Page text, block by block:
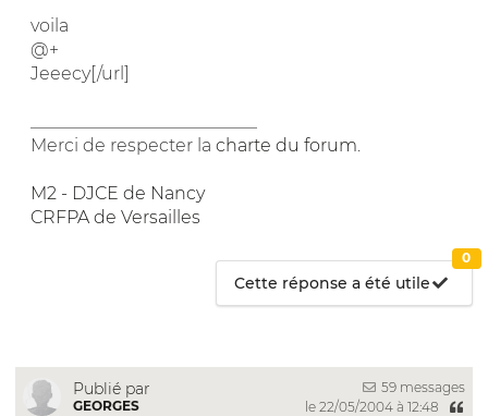
voila
@+
Jeeecy[/url]
Merci de respecter la charte du forum
M2 - DJCE de Nancy
CRFPA de Versailles
Cette réponse a été utile
0
Publié par
GEORGES
59 messages
le 22/05/2004 à 12:48